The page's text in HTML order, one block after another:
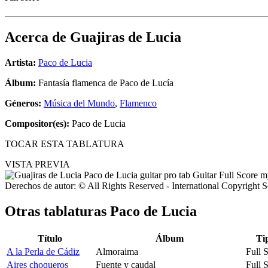
Acerca de Guajiras de Lucia
Artista: Paco de Lucia
Álbum: Fantasía flamenca de Paco de Lucía
Géneros: Música del Mundo, Flamenco
Compositor(es): Paco de Lucia
TOCAR ESTA TABLATURA
VISTA PREVIA
Derechos de autor: © All Rights Reserved - International Copyright
Otras tablaturas Paco de Lucia
Título Álbum
A la Perla de Cádiz
Almoraima
Full
Aires choqueros
Fuente y caudal
Full